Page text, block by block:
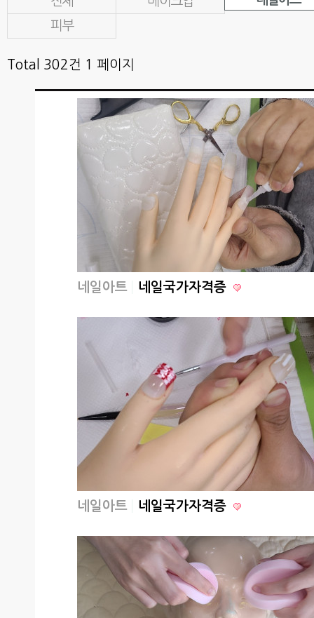
피부
Total 302건 1 페이지
네일아트 네일국가자격증
네일아트 네일국가자격증